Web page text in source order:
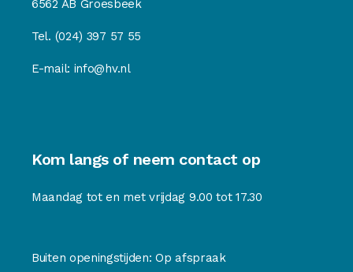
6562 AB Groesbeek
Tel. (024) 397 57 55
E-mail: info@hv.nl
Kom langs of neem contact op
Maandag tot en met vrijdag 9.00 tot 17.30
Buiten openingstijden: Op afspraak